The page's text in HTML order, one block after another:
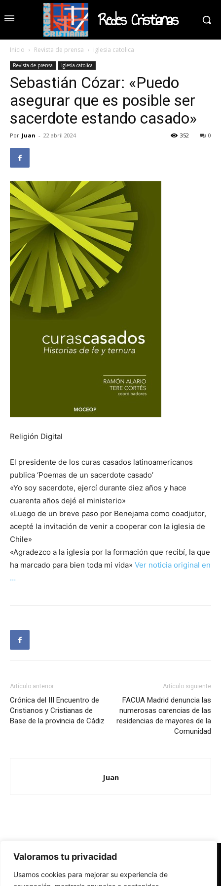
Valoramos tu privacidad
Usamos cookies para mejorar su experiencia de
Redes Cristianas
Inicio Revista de prensa iglesia catolica
Revista de prensa iglesia catolica
Sebastián Cózar: «Puedo
asegurar que es posible ser
sacerdote estando casado»
Por Juan - 22 abril 2024 0
352
Religión Digital
El presidente de los curas casados latinoamericanos
publica ‘Poemas de un sacerdote casado’
«Yo soy sacerdote, ejercí durante diez años y hace
cuarenta años dejé el ministerio»
«Luego de un breve paso por Benejama como coadjutor,
acepté la invitación de venir a cooperar con la iglesia de
Chile»
«Agradezco a la iglesia por la formación que recibí, la que
ha marcado para bien toda mi vida» Ver noticia original en
…
Artículo anterior
Crónica del III Encuentro de
Cristianos y Cristianas de
Base de la provincia de Cádiz
Artículo siguiente
FACUA Madrid denuncia las
numerosas carencias de las
residencias de mayores de la
Comunidad
Juan
Redes Cristianas
Una mirada alternativa sobre la Iglesia católica y la sociedad
- Colectivos de Redes Cristianas